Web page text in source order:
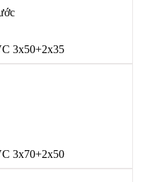
3x50+2x35
3x70+2x50